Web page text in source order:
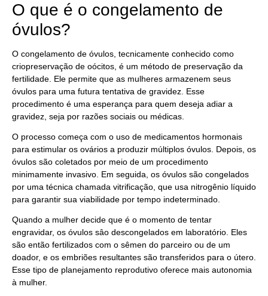
O que é o congelamento de
óvulos?
O congelamento de óvulos, tecnicamente conhecido como
criopreservação de oócitos, é um método de preservação da
fertilidade. Ele permite que as mulheres armazenem seus
óvulos para uma futura tentativa de gravidez. Esse
procedimento é uma esperança para quem deseja adiar a
gravidez, seja por razões sociais ou médicas.
O processo começa com o uso de medicamentos hormonais
para estimular os ovários a produzir múltiplos óvulos. Depois, os
óvulos são coletados por meio de um procedimento
minimamente invasivo. Em seguida, os óvulos são congelados
por uma técnica chamada vitrificação, que usa nitrogênio líquido
para garantir sua viabilidade por tempo indeterminado.
Quando a mulher decide que é o momento de tentar
engravidar, os óvulos sâo descongelados em laboratório. Eles
são então fertilizados com o sêmen do parceiro ou de um
doador, e os embriões resultantes são transferidos para o útero.
Esse tipo de planejamento reprodutivo oferece mais autonomia
à mulher.